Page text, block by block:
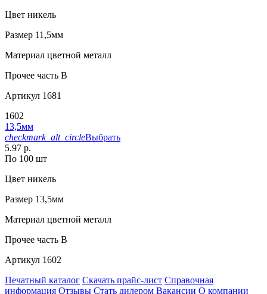
Цвет никель
Размер 11,5мм
Материал цветной металл
Прочее часть В
Артикул 1681
1602
13,5мм
checkmark_alt_circleВыбрать
5.97 р.
По 100 шт
Цвет никель
Размер 13,5мм
Материал цветной металл
Прочее часть В
Артикул 1602
Печатный каталог Скачать прайс-лист Справочная
информация Отзывы Стать дилером Вакансии О компании